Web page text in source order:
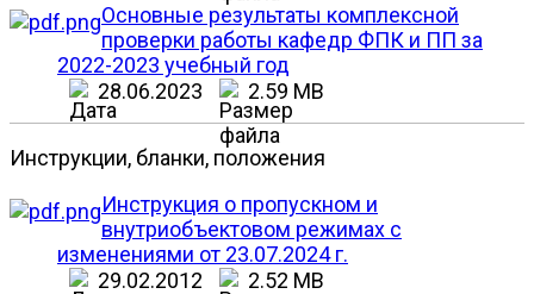
Основные результаты комплексной
проверки работы кафедр ФПК и ПП за
2022-2023 учебный год
28.06.2023
2.59 MB
Инструкции, бланки, положения
Инструкция о пропускном и
внутриобъектовом режимах с
изменениями от 23.07.2024 г.
29.02.2012
2.52 MB